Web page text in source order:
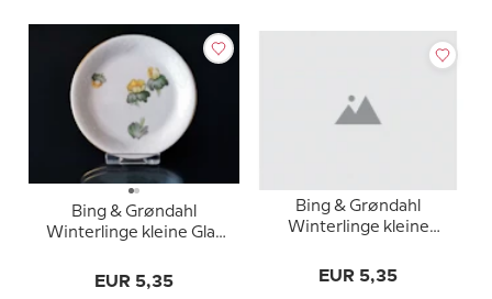
Bing & Grøndahl
Winterlinge kleine Glas
EUR 5,35
Bing & Grøndahl
Winterlinge kleine
EUR 5,35